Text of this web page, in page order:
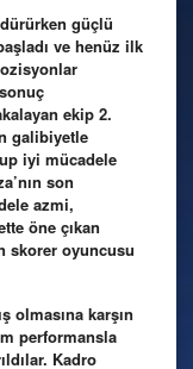
güçlü
ve henüz ilk
ekip 2.
galibiyetle
iyi mücadele
son
azmi,
öne çıkan
skorer oyuncusu
olmasına karşın
performansla
Kadro